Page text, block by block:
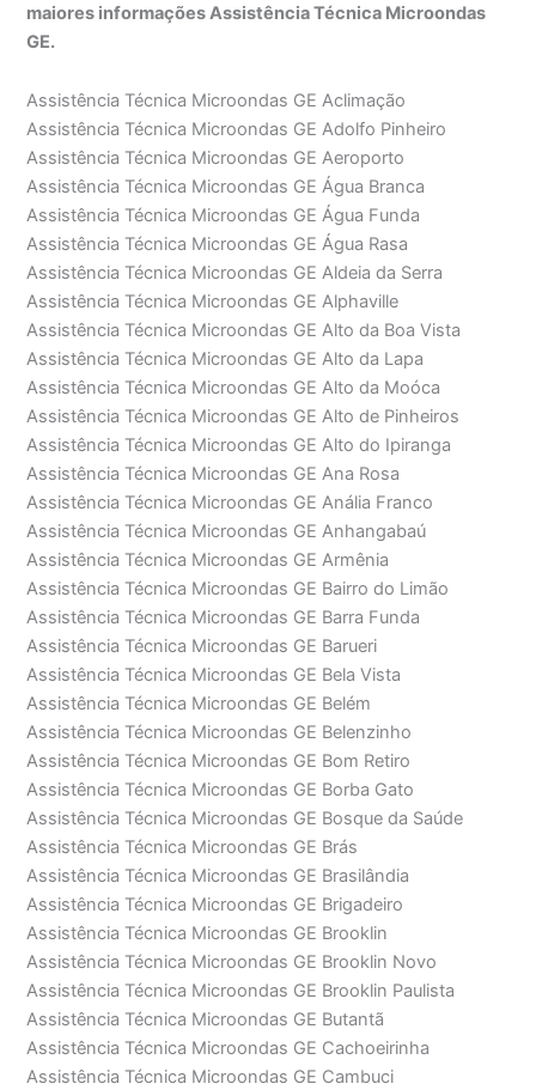
maiores informações Assistência Técnica Microondas
GE.
Assistência Técnica Microondas GE Aclimação
Assistência Técnica Microondas GE Adolfo Pinheiro
Assistência Técnica Microondas GE Aeroporto
Assistência Técnica Microondas GE Água Branca
Assistência Técnica Microondas GE Água Funda
Assistência Técnica Microondas GE Água Rasa
Assistência Técnica Microondas GE Aldeia da Serra
Assistência Técnica Microondas GE Alphaville
Assistência Técnica Microondas GE Alto da Boa Vista
Assistência Técnica Microondas GE Alto da Lapa
Assistência Técnica Microondas GE Alto da Moóca
Assistência Técnica Microondas GE Alto de Pinheiros
Assistência Técnica Microondas GE Alto do Ipiranga
Assistência Técnica Microondas GE Ana Rosa
Assistência Técnica Microondas GE Anália Franco
Assistência Técnica Microondas GE Anhangabaú
Assistência Técnica Microondas GE Armênia
Assistência Técnica Microondas GE Bairro do Limão
Assistência Técnica Microondas GE Barra Funda
Assistência Técnica Microondas GE Barueri
Assistência Técnica Microondas GE Bela Vista
Assistência Técnica Microondas GE Belém
Assistência Técnica Microondas GE Belenzinho
Assistência Técnica Microondas GE Bom Retiro
Assistência Técnica Microondas GE Borba Gato
Assistência Técnica Microondas GE Bosque da Saúde
Assistência Técnica Microondas GE Brás
Assistência Técnica Microondas GE Brasilândia
Assistência Técnica Microondas GE Brigadeiro
Assistência Técnica Microondas GE Brooklin
Assistência Técnica Microondas GE Brooklin Novo
Assistência Técnica Microondas GE Brooklin Paulista
Assistência Técnica Microondas GE Butantã
Assistência Técnica Microondas GE Cachoeirinha
Assistência Técnica Microondas GE Cambuci